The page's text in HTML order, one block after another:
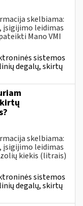
skelbiama:
įsigijimo leidimas
Mano VMI
sistemos
degalų, skirtų
skelbiama:
įsigijimo leidimas
kiekis (litrais)
sistemos
degalų, skirtų